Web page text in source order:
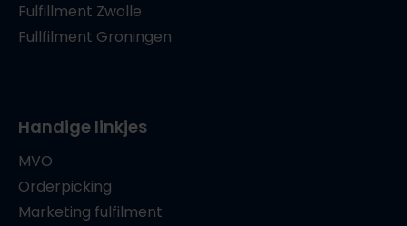
Fulfillment Zwolle
Fullfilment Groningen
Handige linkjes
MVO
Orderpicking
Marketing fulfilment